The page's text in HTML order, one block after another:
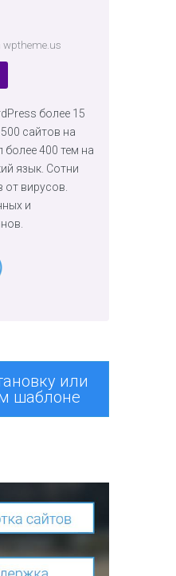
wptheme.us
более 15
сайтов на
более 400 тем на
язык. Сотни
от вирусов.
и
или
шаблоне